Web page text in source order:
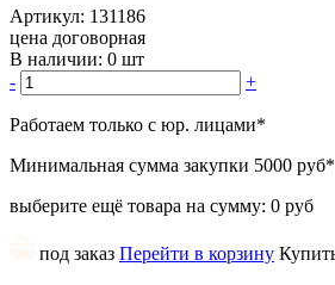
Артикул: 131186
цена договорная
В наличии: 0 шт
-
+
Работаем только с юр. лицами*
Минимальная сумма закупки 5000 руб*
выберите ещё товара на сумму: 0 руб
под заказ Перейти в корзину